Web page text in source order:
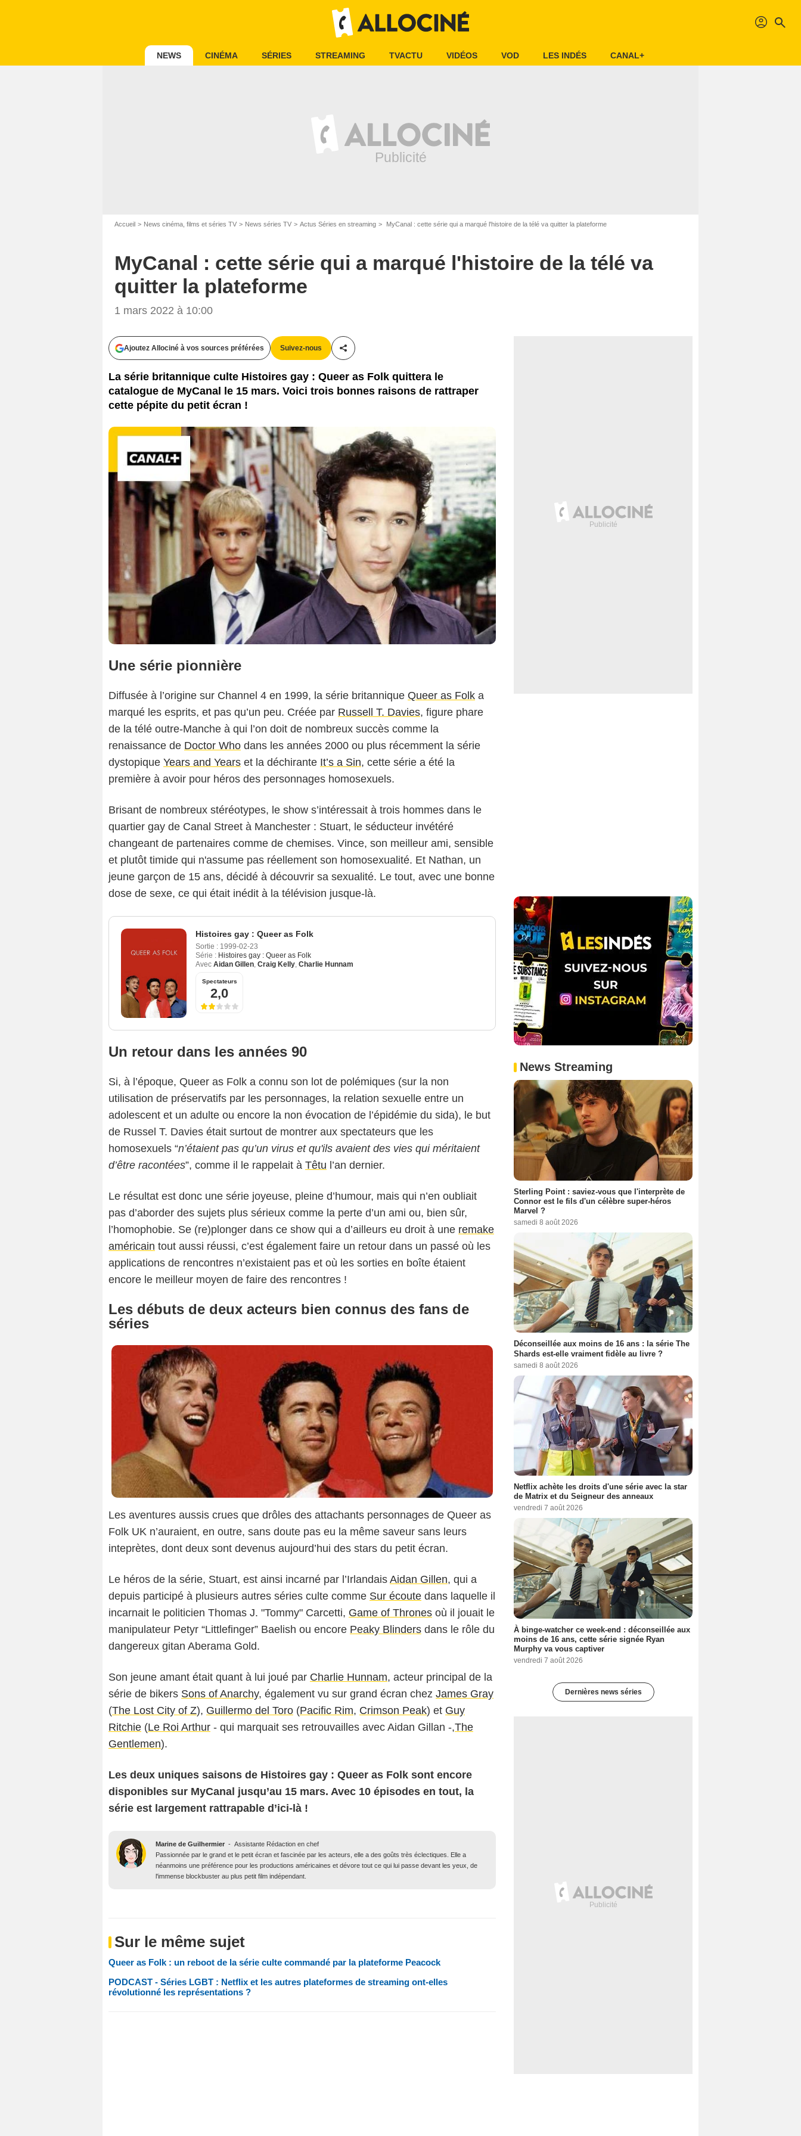
profil search
NEWS CINÉMA SÉRIES STREAMING TVACTU VIDÉOS VOD LES INDÉS CANAL+
Accueil News cinéma, films et séries TV News séries TV Actus Séries en streaming MyCanal : cette série qui a marqué l'histoire de la télé va quitter la plateforme
MyCanal : cette série qui a marqué l'histoire de la télé va
quitter la plateforme
1 mars 2022 à 10:00
Ajoutez Allociné à vos sources préférées Suivez-nous
Partager cet article
La série britannique culte Histoires gay : Queer as Folk quittera le
catalogue de MyCanal le 15 mars. Voici trois bonnes raisons de rattraper
cette pépite du petit écran !
Une série pionnière
Diffusée à l’origine sur Channel 4 en 1999, la série britannique Queer as Folk a
marqué les esprits, et pas qu’un peu. Créée par Russell T. Davies, figure phare
de la télé outre-Manche à qui l’on doit de nombreux succès comme la
renaissance de Doctor Who dans les années 2000 ou plus récemment la série
dystopique Years and Years et la déchirante It’s a Sin, cette série a été la
première à avoir pour héros des personnages homosexuels.
Brisant de nombreux stéréotypes, le show s’intéressait à trois hommes dans le
quartier gay de Canal Street à Manchester : Stuart, le séducteur invétéré
changeant de partenaires comme de chemises. Vince, son meilleur ami, sensible
et plutôt timide qui n'assume pas réellement son homosexualité. Et Nathan, un
jeune garçon de 15 ans, décidé à découvrir sa sexualité. Le tout, avec une bonne
dose de sexe, ce qui était inédit à la télévision jusque-là.
Histoires gay : Queer as Folk
Sortie : 1999-02-23
Série : Histoires gay : Queer as Folk
Avec Aidan Gillen, Craig Kelly, Charlie Hunnam
Spectateurs
2,0
Un retour dans les années 90
Si, à l’époque, Queer as Folk a connu son lot de polémiques (sur la non
utilisation de préservatifs par les personnages, la relation sexuelle entre un
adolescent et un adulte ou encore la non évocation de l’épidémie du sida), le but
de Russel T. Davies était surtout de montrer aux spectateurs que les
homosexuels “n’étaient pas qu’un virus et qu'ils avaient des vies qui méritaient
d’être racontées”, comme il le rappelait à Têtu l’an dernier.
Le résultat est donc une série joyeuse, pleine d’humour, mais qui n’en oubliait
pas d’aborder des sujets plus sérieux comme la perte d’un ami ou, bien sûr,
l’homophobie. Se (re)plonger dans ce show qui a d’ailleurs eu droit à une remake
américain tout aussi réussi, c’est également faire un retour dans un passé où les
applications de rencontres n’existaient pas et où les sorties en boîte étaient
encore le meilleur moyen de faire des rencontres !
Les débuts de deux acteurs bien connus des fans de
séries
FR_tmdb
Les aventures aussis crues que drôles des attachants personnages de Queer as
Folk UK n’auraient, en outre, sans doute pas eu la même saveur sans leurs
inteprètes, dont deux sont devenus aujourd’hui des stars du petit écran.
Le héros de la série, Stuart, est ainsi incarné par l’Irlandais Aidan Gillen, qui a
depuis participé à plusieurs autres séries culte comme Sur écoute dans laquelle il
incarnait le politicien Thomas J. "Tommy" Carcetti, Game of Thrones où il jouait le
manipulateur Petyr “Littlefinger” Baelish ou encore Peaky Blinders dans le rôle du
dangereux gitan Aberama Gold.
Son jeune amant était quant à lui joué par Charlie Hunnam, acteur principal de la
série de bikers Sons of Anarchy, également vu sur grand écran chez James Gray
(The Lost City of Z), Guillermo del Toro (Pacific Rim, Crimson Peak) et Guy
Ritchie (Le Roi Arthur - qui marquait ses retrouvailles avec Aidan Gillan -,The
Gentlemen).
Les deux uniques saisons de Histoires gay : Queer as Folk sont encore
disponibles sur MyCanal jusqu’au 15 mars. Avec 10 épisodes en tout, la
série est largement rattrapable d’ici-là !
Marine de Guilhermier - Assistante Rédaction en chef
Passionnée par le grand et le petit écran et fascinée par les acteurs, elle a des goûts très éclectiques. Elle a
néanmoins une préférence pour les productions américaines et dévore tout ce qui lui passe devant les yeux, de
l'immense blockbuster au plus petit film indépendant.
Sur le même sujet
Queer as Folk : un reboot de la série culte commandé par la plateforme Peacock
PODCAST - Séries LGBT : Netflix et les autres plateformes de streaming ont-elles
révolutionné les représentations ?
News Streaming
Sterling Point : saviez-vous que l'interprète de
Connor est le fils d'un célèbre super-héros
Marvel ?
samedi 8 août 2026
Déconseillée aux moins de 16 ans : la série The
Shards est-elle vraiment fidèle au livre ?
samedi 8 août 2026
Netflix achète les droits d'une série avec la star
de Matrix et du Seigneur des anneaux
vendredi 7 août 2026
À binge-watcher ce week-end : déconseillée aux
moins de 16 ans, cette série signée Ryan
Murphy va vous captiver
vendredi 7 août 2026
Dernières news séries